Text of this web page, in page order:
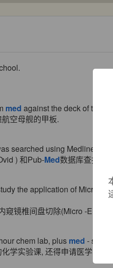
med against the deck of the
空母舰的甲板.
searched using Medline (
) 和Pub-Med数据库查找原始
the application of Micro -
窥镜椎间盘切除(Micro -
chem lab, plus med -
学实验课, 还得申请医学院,还